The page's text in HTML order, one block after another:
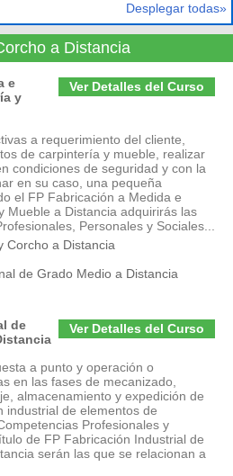
Desplegar todas»
a Distancia
Ver Detalles del Curso
e
y
a requerimiento del cliente,
de carpintería y mueble, realizar
condiciones de seguridad y con la
en su caso, una pequeña
el FP Fabricación a Medida e
Mueble a Distancia adquirirás las
Personales y Sociales...
Corcho a Distancia
de Grado Medio a Distancia
Ver Detalles del Curso
de
a punto y operación o
en las fases de mecanizado,
almacenamiento y expedición de
industrial de elementos de
Profesionales y
de FP Fabricación Industrial de
serán las que se relacionan a